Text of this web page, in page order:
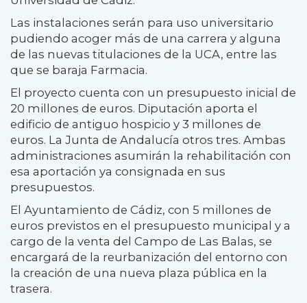
Las instalaciones serán para uso universitario
pudiendo acoger más de una carrera y alguna
de las nuevas titulaciones de la UCA, entre las
que se baraja Farmacia.
El proyecto cuenta con un presupuesto inicial de
20 millones de euros. Diputación aporta el
edificio de antiguo hospicio y 3 millones de
euros. La Junta de Andalucía otros tres. Ambas
administraciones asumirán la rehabilitación con
esa aportación ya consignada en sus
presupuestos.
El Ayuntamiento de Cádiz, con 5 millones de
euros previstos en el presupuesto municipal y a
cargo de la venta del Campo de Las Balas, se
encargará de la reurbanización del entorno con
la creación de una nueva plaza pública en la
trasera.